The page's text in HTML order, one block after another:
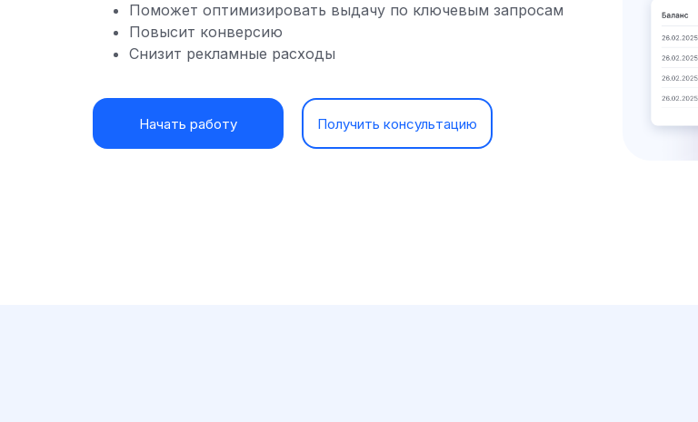
Поможет оптимизировать выдачу по ключевым запросам
Повысит конверсию
Снизит рекламные расходы
Начать работу Получить консультацию